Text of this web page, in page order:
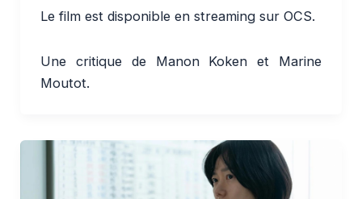
Le film est disponible en streaming sur OCS.
Une critique de Manon Koken et Marine
Moutot.